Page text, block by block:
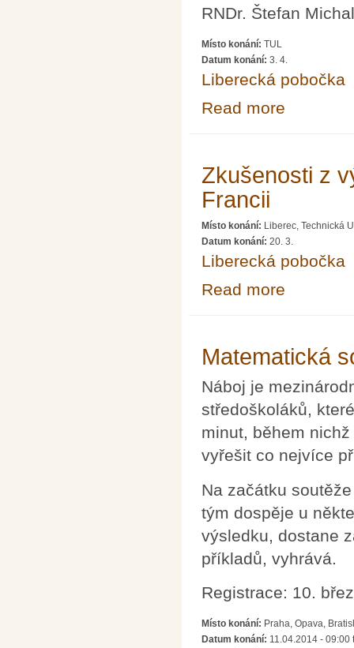
RNDr. Štefan
Místo konání: TUL
Datum konání: 3. 4.
Liberecká pobočka
Read more
Zkušenosti z
Francii
Místo konání: Liberec, Technická
Datum konání: 20. 3.
Liberecká pobočka
Read more
Matematická
Náboj je
středoškoláků,
minut, během
vyřešit co nejvíce
Na začátku
tým dospěje u
výsledku, dostane
příkladů, vyhrává.
Registrace: 10.
Místo konání: Praha, Opava,
Datum konání: 11.04.2014 - 09:00